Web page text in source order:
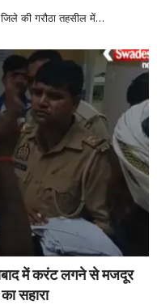
की गरौठा तहसील में…
में करंट लगने से मजदूर
सहारा